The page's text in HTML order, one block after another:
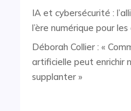
IA et cybersécurité :
l’ère numérique pour
Déborah Collier : «
artificielle peut enrichir
supplanter »